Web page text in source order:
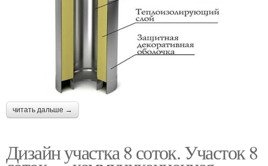
читать дальше →
Дизайн участка 8 соток. Участок 8